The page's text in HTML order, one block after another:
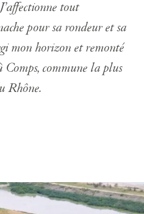
tout
pour sa rondeur et sa
mon horizon et remonté
commune la plus
Rhône.